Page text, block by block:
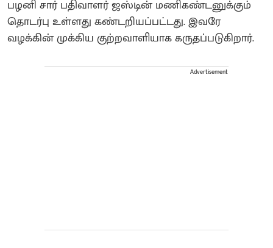
பழனி சார் பதிவாளர் ஜஸ்டின் மணிகண்டனுக்கும்
தொடர்பு உள்ளது கண்டறியப்பட்டது. இவரே
வழக்கின் முக்கிய குற்றவாளியாக கருதப்படுகிறார்.
Advertisement